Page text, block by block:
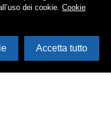
dei cookie. Cookie
Accetta tutto